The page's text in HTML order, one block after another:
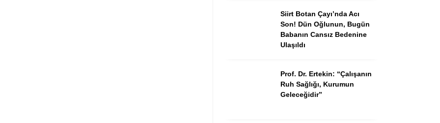
Siirt Botan Çayı’nda Acı
Son! Dün Oğlunun, Bugün
Babanın Cansız Bedenine
Ulaşıldı
Prof. Dr. Ertekin: “Çalışanın
Ruh Sağlığı, Kurumun
Geleceğidir”